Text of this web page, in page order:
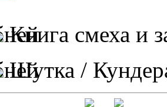
Книга смеха и
Шутка /